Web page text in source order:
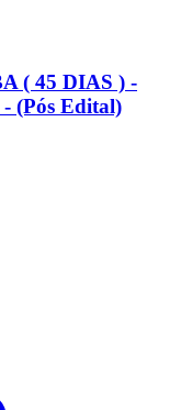
( 45 DIAS ) -
(Pós Edital)